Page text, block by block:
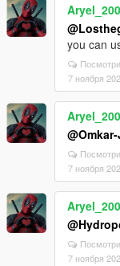
you can
7 ноября
7 ноября
7 ноября